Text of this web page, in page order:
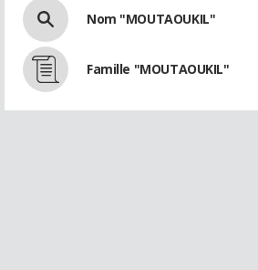
Nom "MOUTAOUKIL"
Famille "MOUTAOUKIL"